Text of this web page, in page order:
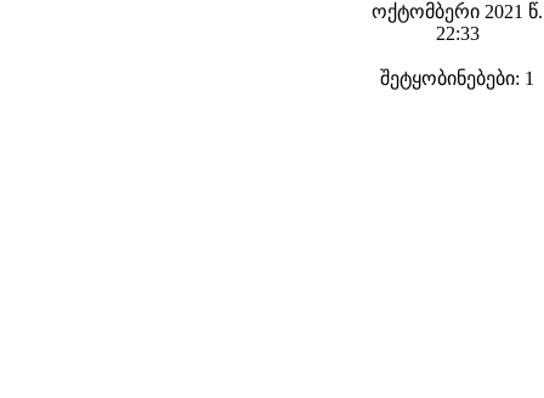
ოქტომბერი 2021 წ.
22:33
შეტყობინებები: 1